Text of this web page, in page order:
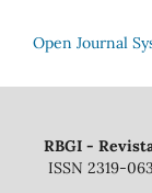
Open Journal
RBGI -
ISSN 2319-